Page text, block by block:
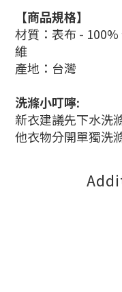
【商品規格】
材質 ：表布 -
維
產地 ：台灣
洗滌小叮嚀:
新衣建議先下水洗
他衣物分開單獨洗